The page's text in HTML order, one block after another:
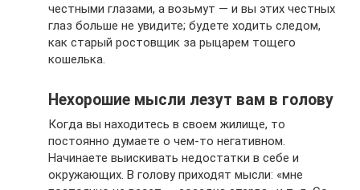
честными глазами, а возьмут — и вы этих честных
глаз больше не увидите; будете ходить следом,
как старый ростовщик за рыцарем тощего
кошелька.
Нехорошие мысли лезут вам в голову
Когда вы находитесь в своем жилище, то
постоянно думаете о чем-то негативном.
Начинаете выискивать недостатки в себе и
окружающих. В голову приходят мысли: «мне